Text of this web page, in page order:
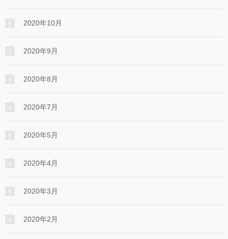
2020年10月
2020年9月
2020年8月
2020年7月
2020年5月
2020年4月
2020年3月
2020年2月